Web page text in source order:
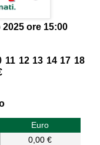
ore 15:00
11 12 13 14 17 18
Euro
0,00 €